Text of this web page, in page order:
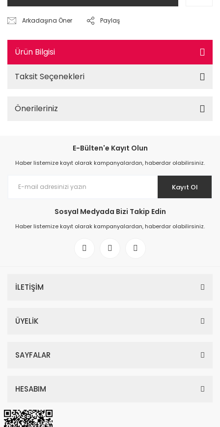
Arkadaşına Öner Paylaş
Ürün Bilgisi
Taksit Seçenekleri
Önerileriniz
E-Bülten'e Kayıt Olun
Haber listemize kayıt olarak kampanyalardan, haberdar olabilirsiniz.
Kayıt Ol
Sosyal Medyada Bizi Takip Edin
Haber listemize kayıt olarak kampanyalardan, haberdar olabilirsiniz.
İLETİŞİM
ÜYELİK
SAYFALAR
HESABIM